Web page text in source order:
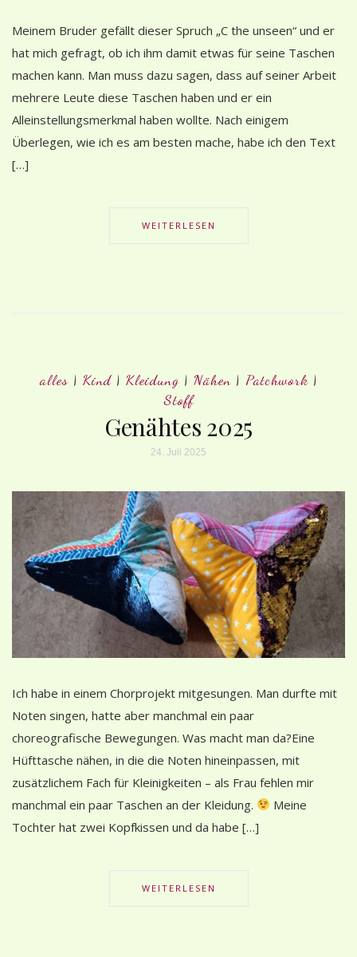
Meinem Bruder gefällt dieser Spruch „C the unseen“ und er
hat mich gefragt, ob ich ihm damit etwas für seine Taschen
machen kann. Man muss dazu sagen, dass auf seiner Arbeit
mehrere Leute diese Taschen haben und er ein
Alleinstellungsmerkmal haben wollte. Nach einigem
Überlegen, wie ich es am besten mache, habe ich den Text
[…]
WEITERLESEN
alles| Kind| Kleidung| Nähen| Patchwork|
Stoff
Genähtes 2025
24. Juli 2025
Ich habe in einem Chorprojekt mitgesungen. Man durfte mit
Noten singen, hatte aber manchmal ein paar
choreografische Bewegungen. Was macht man da?Eine
Hüfttasche nähen, in die die Noten hineinpassen, mit
zusätzlichem Fach für Kleinigkeiten – als Frau fehlen mir
manchmal ein paar Taschen an der Kleidung.
Meine
Tochter hat zwei Kopfkissen und da habe […]
WEITERLESEN